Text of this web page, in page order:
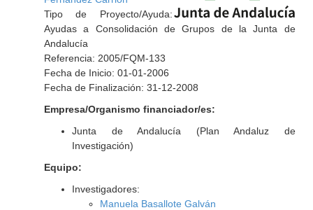
Tipo de Proyecto/Ayuda:
Ayudas a Consolidación de Grupos de la Junta de
Andalucía
Referencia: 2005/FQM-133
Fecha de Inicio: 01-01-2006
Fecha de Finalización: 31-12-2008
Empresa/Organismo financiador/es:
Junta de Andalucía (Plan Andaluz de
Investigación)
Equipo:
Investigadores:
Manuela Basallote Galván